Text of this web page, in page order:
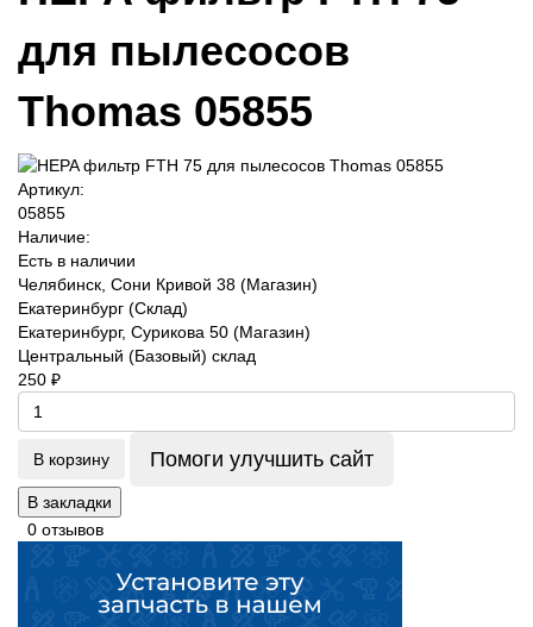
для пылесосов
Thomas 05855
Артикул:
05855
Наличие:
Есть в наличии
Челябинск, Сони Кривой 38 (Магазин)
Екатеринбург (Склад)
Екатеринбург, Сурикова 50 (Магазин)
Центральный (Базовый) склад
250 ₽
В корзину Помоги улучшить сайт
В закладки
0 отзывов